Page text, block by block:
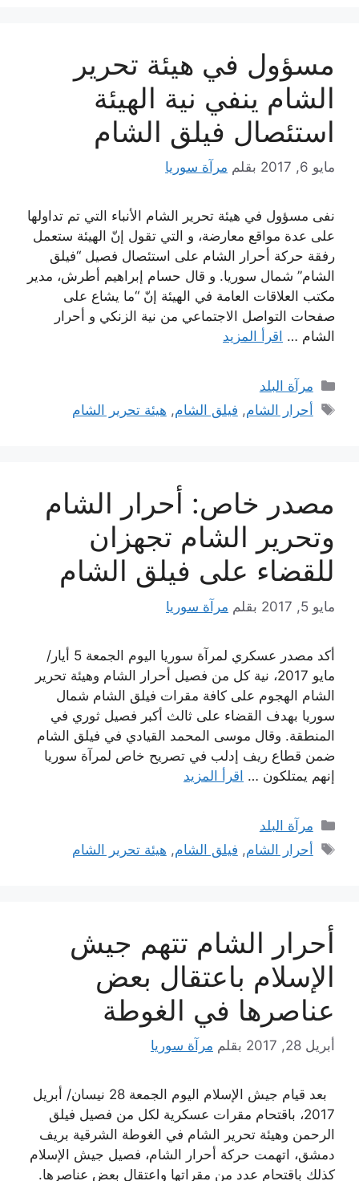
مسؤول في هيئة تحرير
الشام ينفي نية الهيئة
استئصال فيلق الشام
مايو 6, 2017 بقلم مرآة سوريا
نفى مسؤول في هيئة تحرير الشام الأنباء التي تم تداولها
على عدة مواقع معارضة، و التي تقول إنّ الهيئة ستعمل
رفقة حركة أحرار الشام على استئصال فصيل “فيلق
الشام” شمال سوريا. و قال حسام إبراهيم أطرش، مدير
مكتب العلاقات العامة في الهيئة إنّ “ما يشاع على
صفحات التواصل الاجتماعي من نية الزنكي و أحرار
الشام … اقرأ المزيد
التصنيفات
مرآة البلد
الوسوم
أحرار الشام, فيلق الشام, هيئة تحرير الشام
مصدر خاص: أحرار الشام
وتحرير الشام تجهزان
للقضاء على فيلق الشام
مايو 5, 2017 بقلم مرآة سوريا
أكد مصدر عسكري لمرآة سوريا اليوم الجمعة 5 أيار/
مايو 2017، نية كل من فصيل أحرار الشام وهيئة تحرير
الشام الهجوم على كافة مقرات فيلق الشام شمال
سوريا بهدف القضاء على ثالث أكبر فصيل ثوري في
المنطقة. وقال موسى المحمد القيادي في فيلق الشام
ضمن قطاع ريف إدلب في تصريح خاص لمرآة سوريا
إنهم يمتلكون … اقرأ المزيد
التصنيفات
مرآة البلد
الوسوم
أحرار الشام, فيلق الشام, هيئة تحرير الشام
أحرار الشام تتهم جيش
الإسلام باعتقال بعض
عناصرها في الغوطة
أبريل 28, 2017 بقلم مرآة سوريا
بعد قيام جيش الإسلام اليوم الجمعة 28 نيسان/ أبريل
2017، باقتحام مقرات عسكرية لكل من فصيل فيلق
الرحمن وهيئة تحرير الشام في الغوطة الشرقية بريف
دمشق، اتهمت حركة أحرار الشام، فصيل جيش الإسلام
كذلك باقتحام عدد من مقراتها واعتقال بعض عناصرها.